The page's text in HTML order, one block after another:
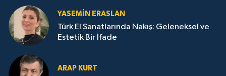
YASEMIN ERASLAN
Türk El Sanatlarında Nakış: Geleneksel ve
Estetik Bir İfade
ARAP KURT